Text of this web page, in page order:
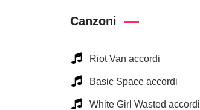
Canzoni
Riot Van accordi
Basic Space accordi
White Girl Wasted accordi